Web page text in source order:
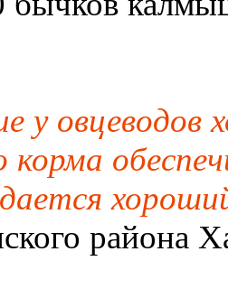
у овцеводов
района